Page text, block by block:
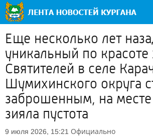
Еще несколько лет
уникальный по
Святителей в селе
Шумихинского округа
заброшенным, на
зияла пустота
9 июля 2026, 15:21 Официально